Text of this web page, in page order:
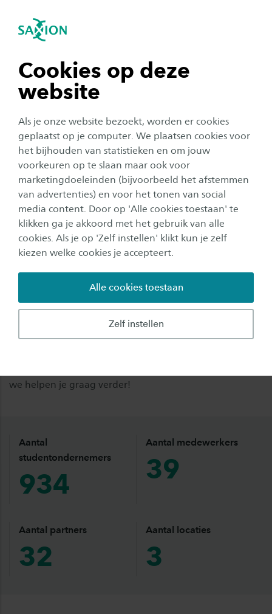
Cookies op deze
website
Als je onze website bezoekt, worden er cookies
geplaatst op je computer. We plaatsen cookies voor
het bijhouden van statistieken en om jouw
voorkeuren op te slaan maar ook voor
marketingdoeleinden (bijvoorbeeld het afstemmen
van advertenties) en voor het tonen van social
media content. Door op 'Alle cookies toestaan' te
klikken ga je akkoord met het gebruik van alle
cookies. Als je op 'Zelf instellen' klikt kun je zelf
kiezen welke cookies je accepteert.
Zelf instellen
Alle cookies toestaan
Navigatie openen
tonen
tonen
tonen
tonen
sluiten
Home Bedrijven en instellingen
Ondernemerschap
Saxion Centrum voor Ondernemerschap is er
voor de professionele ondernemer en de
ondernemende professional. Samen zetten we
de eerste stappen op de arbeidsmarkt of naar
(het laten groeien van) een eigen onderneming.
Met kennis, programma's, netwerk en
faciliteiten helpen we je om jouw talenten
optimaal te ontwikkelen. Dit verdelen we onder
in traineeships, ondernemerschap en business
Naast verschillende programma's op het gebied van
ondernemerschap bieden we ook traineeships, netwerk,
we helpen je graag verder!
Aantal
studentondernemers
934
Aantal medewerkers
39
Aantal partners
32
Aantal locaties
3